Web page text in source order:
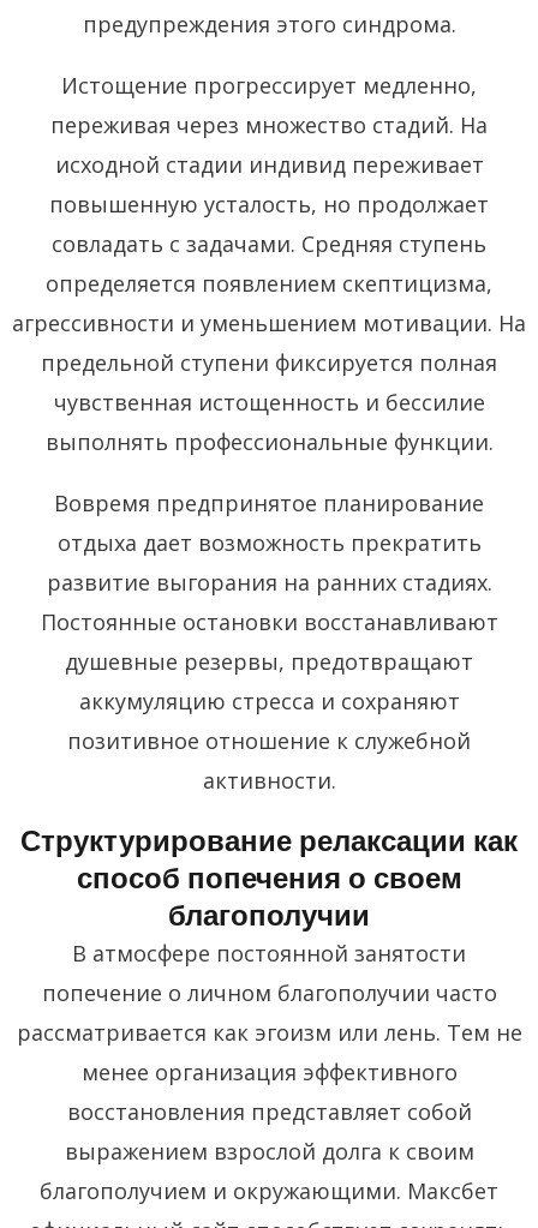
предупреждения этого синдрома.
Истощение прогрессирует медленно,
переживая через множество стадий. На
исходной стадии индивид переживает
повышенную усталость, но продолжает
совладать с задачами. Средняя ступень
определяется появлением скептицизма,
агрессивности и уменьшением мотивации. На
предельной ступени фиксируется полная
чувственная истощенность и бессилие
выполнять профессиональные функции.
Вовремя предпринятое планирование
отдыха дает возможность прекратить
развитие выгорания на ранних стадиях.
Постоянные остановки восстанавливают
душевные резервы, предотвращают
аккумуляцию стресса и сохраняют
позитивное отношение к служебной
активности.
Структурирование релаксации как
способ попечения о своем
благополучии
В атмосфере постоянной занятости
попечение о личном благополучии часто
рассматривается как эгоизм или лень. Тем не
менее организация эффективного
восстановления представляет собой
выражением взрослой долга к своим
благополучием и окружающими. Максбет